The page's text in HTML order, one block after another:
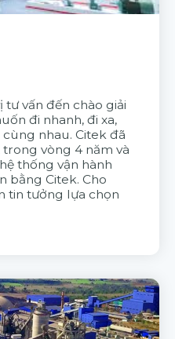
vấn đến chào giải
đi nhanh, đi xa,
nhau. Citek đã
vòng 4 năm và
thống vận hành
bằng Citek. Cho
tin tưởng lựa chọn